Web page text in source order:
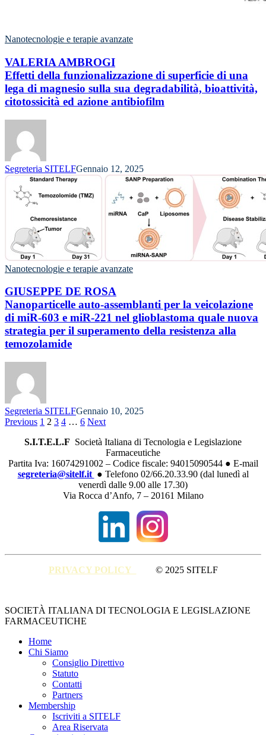
Nanotecnologie e terapie avanzate
VALERIA AMBROGI
Effetti della funzionalizzazione di superficie di una
lega di magnesio sulla sua degradabilità, bioattività,
citotossicità ed azione antibiofilm
Segreteria SITELFGennaio 12, 2025
Nanotecnologie e terapie avanzate
GIUSEPPE DE ROSA
Nanoparticelle auto-assemblanti per la veicolazione
di miR-603 e miR-221 nel glioblastoma quale nuova
strategia per il superamento della resistenza alla
temozolamide
Segreteria SITELFGennaio 10, 2025
Previous 1 2 3 4 … 6 Next
S.I.T.E.L.F Società Italiana di Tecnologia e Legislazione
Farmaceutiche
Partita Iva: 16074291002 – Codice fiscale: 94015090544 ● E-mail
segreteria@sitelf.it ● Telefono 02/66.20.33.90 (dal lunedì al
venerdì dalle 9.00 alle 17.30)
Via Rocca d’Anfo, 7 – 20161 Milano
PRIVACY POLICY © 2025 SITELF
Close
Menu
SOCIETÀ ITALIANA DI TECNOLOGIA E LEGISLAZIONE
FARMACEUTICHE
Home
Chi Siamo
Consiglio Direttivo
Statuto
Contatti
Partners
Membership
Iscriviti a SITELF
Area Riservata